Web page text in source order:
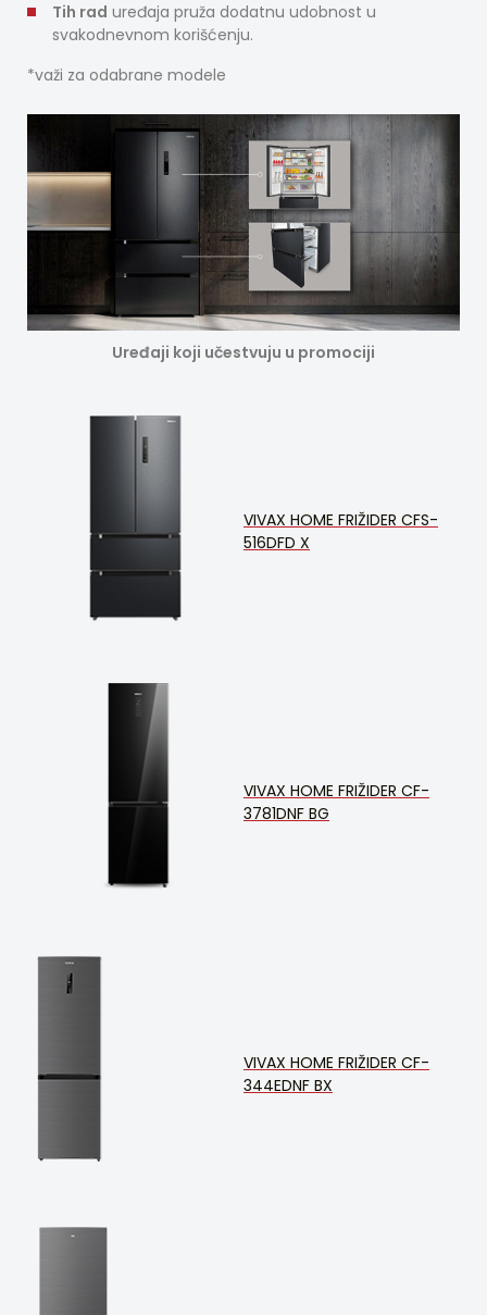
Tih rad uređaja pruža dodatnu udobnost u
svakodnevnom korišćenju.
*važi za odabrane modele
Uređaji koji učestvuju u promociji
VIVAX HOME FRIŽIDER CFS-
516DFD X
VIVAX HOME FRIŽIDER CF-
3781DNF BG
VIVAX HOME FRIŽIDER CF-
344EDNF BX